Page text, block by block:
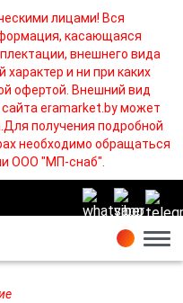
лицами! Вся
касающаяся
внешнего вида
и ни при каких
офертой. Внешний вид
eramarket.by может
получения подробной
необходимо обращаться
ООО "МП-снаб".